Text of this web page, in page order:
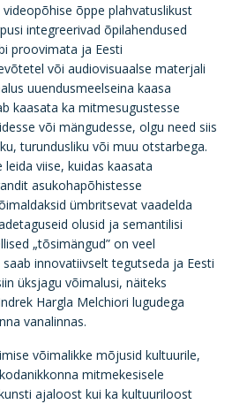
õppe plahvatuslikust
integreerivad õpilahendused
proovimata ja Eesti
või audiovisuaalse materjali
uuendusmeelseina kaasa
kaasata ka mitmesugustesse
või mängudesse, olgu need siis
turundusliku või muu otstarbega.
viise, kuidas kaasata
asukohapõhistesse
ümbritsevat vaadelda
olusid ja semantilisi
„tõsimängud” on veel
innovatiivselt tegutseda ja Eesti
üksjagu võimalusi, näiteks
Hargla Melchiori lugudega
vanalinnas.
võimalikke mõjusid kultuurile,
mitmekesisele
ajaloost kui ka kultuuriloost